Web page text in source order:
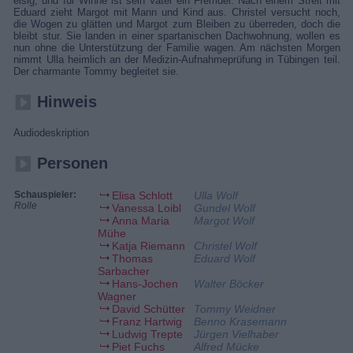
Eduard zieht Margot mit Mann und Kind aus. Christel versucht noch,
die Wogen zu glätten und Margot zum Bleiben zu überreden, doch die
bleibt stur. Sie landen in einer spartanischen Dachwohnung, wollen es
nun ohne die Unterstützung der Familie wagen. Am nächsten Morgen
nimmt Ulla heimlich an der Medizin-Aufnahmeprüfung in Tübingen teil.
Der charmante Tommy begleitet sie.
Hinweis
Audiodeskription
Personen
Schauspieler:
Rolle
Elisa Schlott
Ulla Wolf
Vanessa Loibl
Gundel Wolf
Anna Maria
Mühe
Margot Wolf
Katja Riemann
Christel Wolf
Thomas
Sarbacher
Eduard Wolf
Hans-Jochen
Wagner
Walter Böcker
David Schütter
Tommy Weidner
Franz Hartwig
Benno Krasemann
Ludwig Trepte
Jürgen Vielhaber
Piet Fuchs
Alfred Mücke